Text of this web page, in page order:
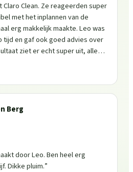
Clean. Ze reageerden super
met het inplannen van de
makkelijk maakte. Leo was
tijd en gaf ook goed advies over
Zeker een aanrader, ik
Berg
door Leo. Ben heel erg
Dikke pluim.”